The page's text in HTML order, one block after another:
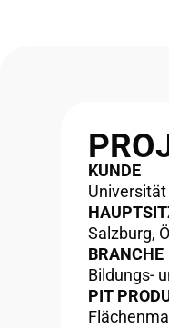
KUNDE
Salzburg,
BRANCHE
Bildungs-
PIT